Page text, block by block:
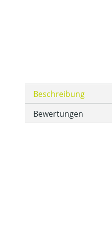
Beschreibung
Bewertungen